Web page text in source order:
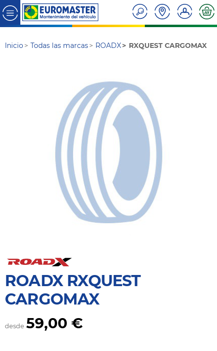
Inicio Todas las marcas ROADX RXQUEST CARGOMAX
ROADX RXQUEST
CARGOMAX
desde 59,00 €